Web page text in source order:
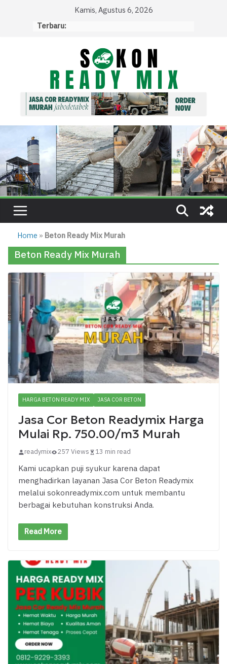
Kamis, Agustus 6, 2026
Terbaru:
Home » Beton Ready Mix Murah
Beton Ready Mix Murah
HARGA BETON READY MIX JASA COR BETON
Jasa Cor Beton Readymix Harga
Mulai Rp. 750.00/m3 Murah
readymix 257 Views 13 min read
Kami ucapkan puji syukur karena dapat
menghadirkan layanan Jasa Cor Beton Readymix
melalui sokonreadymix.com untuk membantu
berbagai kebutuhan konstruksi Anda.
Read More